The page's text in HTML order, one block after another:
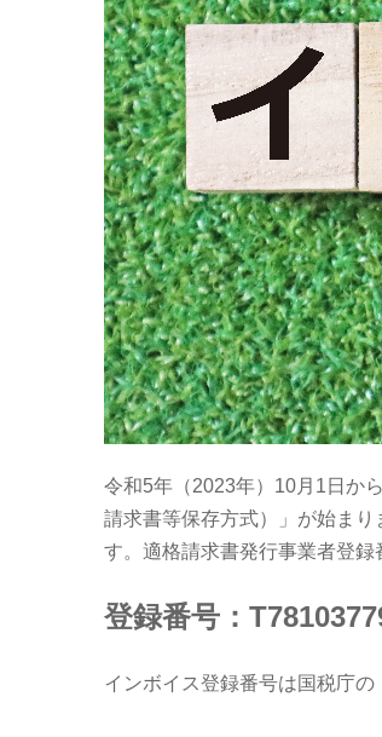
令和5年（2023年）10月1日か
請求書等保存方式）」が始ま
す。適格請求書発行事業者登録
登録番号：
インボイス登録番号は国税庁の